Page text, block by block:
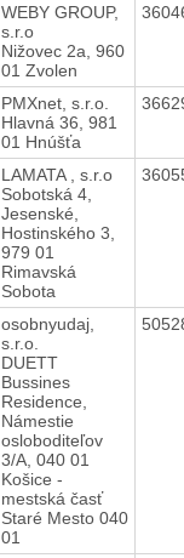
WEBY GROUP,
s.r.o
Nižovec 2a, 960
01 Zvolen
PMXnet, s.r.o.
Hlavná 36, 981
01 Hnúšťa
LAMATA , s.r.o
Sobotská 4,
Jesenské,
Hostinského 3,
979 01
Rimavská
Sobota
osobnyudaj,
s.r.o.
DUETT
Bussines
Residence,
Námestie
osloboditeľov
3/A, 040 01
Košice -
mestská časť
Staré Mesto 040
01